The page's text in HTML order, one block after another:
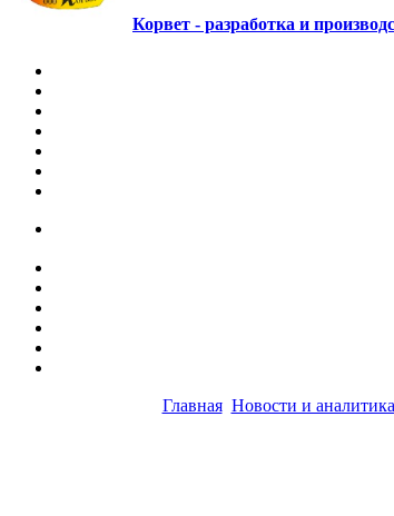
Корвет - разработка и
Главная Новости и аналитика